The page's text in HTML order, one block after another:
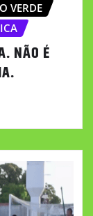
VERDE
NÃO É